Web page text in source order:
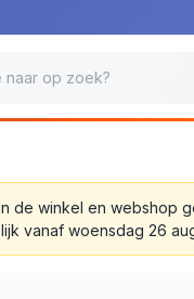
de winkel en webshop
vanaf woensdag 26